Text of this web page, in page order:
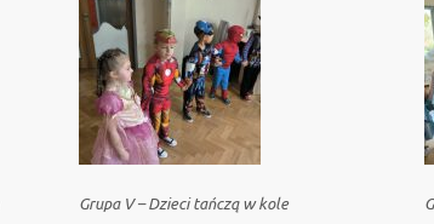
Grupa V – Dzieci tańczą w kole